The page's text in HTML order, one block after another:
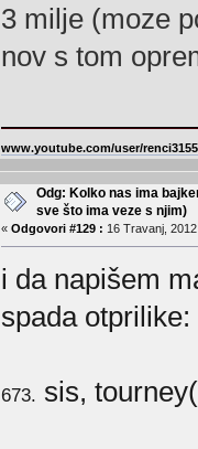
3 milje (moze
nov s tom
www.youtube.com/user/
Odg: Kolko nas ima
sve što ima veze s njim)
« Odgovori #129 : 16 Travanj,
i da napišem
spada otprilike:
673. sis,